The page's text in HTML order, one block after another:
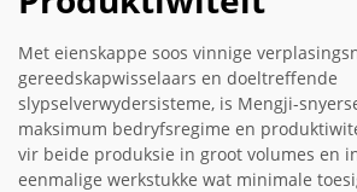
Met eienskappe soos vinnige
gereedskapwisselaars en doeltreffende
slypselverwydersisteme, is Mengji-
maksimum bedryfsregime en
vir beide produksie in groot volumes en
eenmalige werkstukke wat minimale